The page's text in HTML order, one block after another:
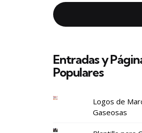
Entradas y
Populares
Logos de
Gaseosas